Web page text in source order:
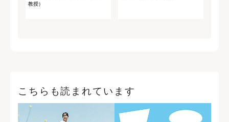
教授）
こちらも読まれています